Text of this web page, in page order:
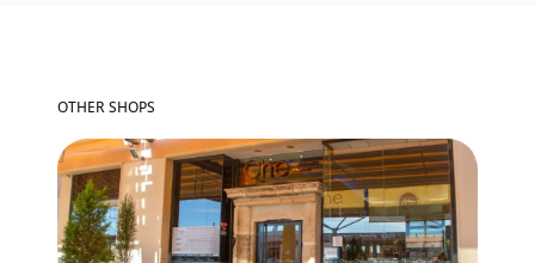
OTHER SHOPS